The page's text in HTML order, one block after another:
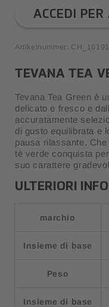
ACCEDI PER
Artikelnummer: CH_16191
TEVANA TEA
Tevana Tea Green è
delicato e fresco e
accuratamente
di gusto equilibrata e
pausa rilassante.
tè verde conquista
suo carattere
ULTERIORI
marchio
Insieme di base
Peso
Insieme di base